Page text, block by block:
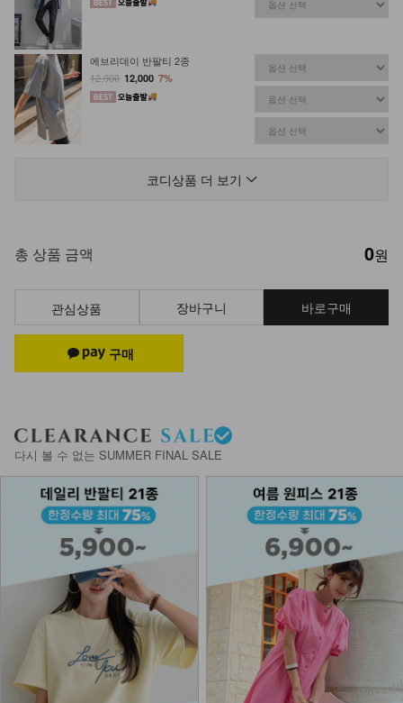
에브리데이 반팔티 2종
12,900 12,000 7%
DM32-AC-07/굿럭 진주 포인트 목걸
이
DM23-AC-10/클립 체인 팔찌
12,900
코디상품 더 보기
총 상품 금액 0원
관심상품 장바구니 바로구매
다시 볼 수 없는 SUMMER FINAL SALE